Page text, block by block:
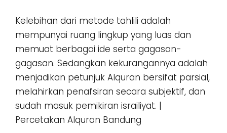
Kelebihan dari metode tahlili adalah
mempunyai ruang lingkup yang luas dan
memuat berbagai ide serta gagasan-
gagasan. Sedangkan kekurangannya adalah
menjadikan petunjuk Alquran bersifat parsial,
melahirkan penafsiran secara subjektif, dan
sudah masuk pemikiran israiliyat. |
Percetakan Alquran Bandung